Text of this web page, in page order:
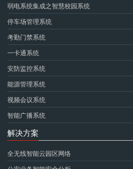
弱电系统集成之智慧校园系统
停车场管理系统
考勤门禁系统
一卡通系统
安防监控系统
能源管理系统
视频会议系统
智能广播系统
解决方案
全无线智能云园区网络